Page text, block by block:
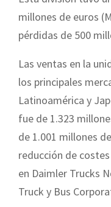
millones de euros
pérdidas de 500
Las ventas en la
los principales
Latinoamérica y
fue de 1.323
de 1.001 millones
reducción de
en Daimler Trucks
Truck y Bus